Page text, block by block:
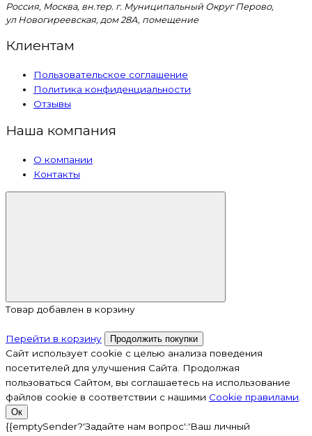
Россия, Москва, вн.тер. г. Муниципальный Округ Перово,
ул Новогиреевская, дом 28А, помещение
Клиентам
Пользовательское соглашение
Политика конфиденциальности
Отзывы
Наша компания
О компании
Контакты
Товар добавлен в корзину
Перейти в корзину Продолжить покупки
Сайт использует cookie с целью анализа поведения
посетителей для улучшения Сайта. Продолжая
пользоваться Сайтом, вы соглашаетесь на использование
файлов cookie в соответствии с нашими Cookiе правилами
Ок
{{emptySender?'Задайте нам вопрос':'Ваш личный